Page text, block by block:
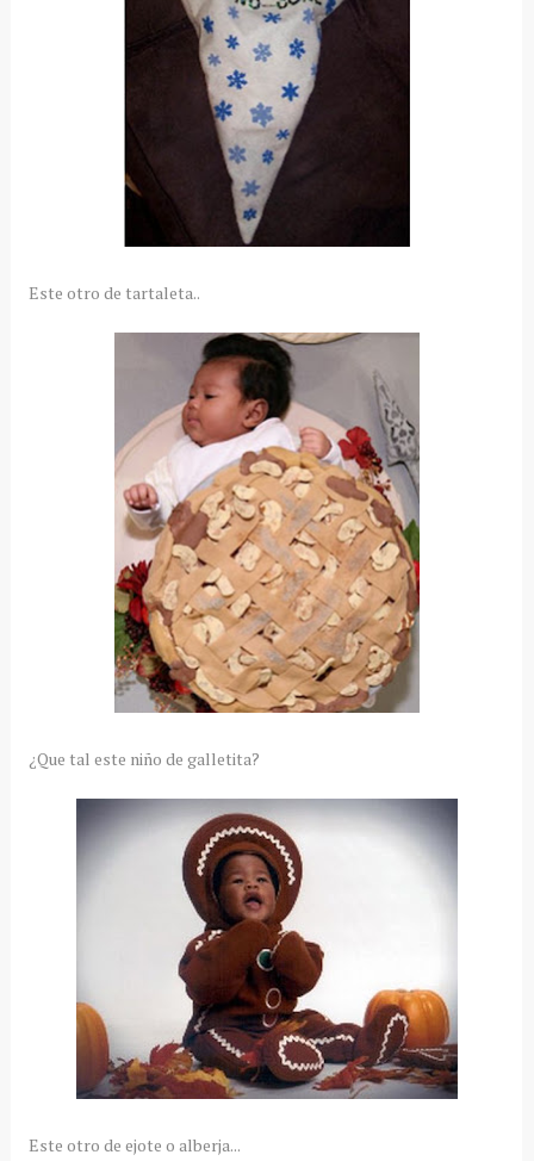
Este otro de tartaleta..
¿Que tal este niño de galletita?
Este otro de ejote o alberja...